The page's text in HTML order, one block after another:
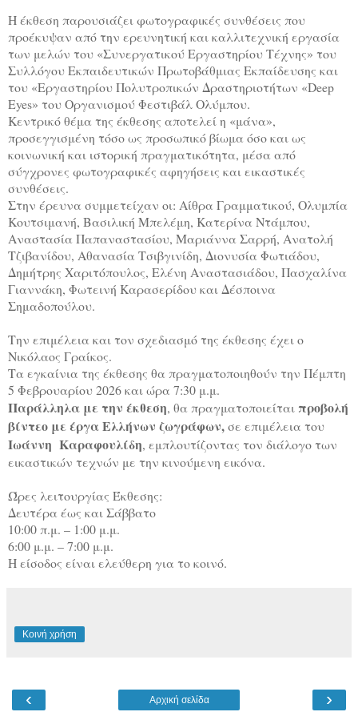
Η έκθεση παρουσιάζει φωτογραφικές συνθέσεις που
προέκυψαν από την ερευνητική και καλλιτεχνική εργασία
των μελών του «Συνεργατικού Εργαστηρίου Τέχνης» του
Συλλόγου Εκπαιδευτικών Πρωτοβάθμιας Εκπαίδευσης και
του «Εργαστηρίου Πολυτροπικών Δραστηριοτήτων «Deep
Eyes» του Οργανισμού Φεστιβάλ Ολύμπου.
Κεντρικό θέμα της έκθεσης αποτελεί η «μάνα»,
προσεγγισμένη τόσο ως προσωπικό βίωμα όσο και ως
κοινωνική και ιστορική πραγματικότητα, μέσα από
σύγχρονες φωτογραφικές αφηγήσεις και εικαστικές
συνθέσεις.
Στην έρευνα συμμετείχαν οι: Αίθρα Γραμματικού, Ολυμπία
Κουτσιμανή, Βασιλική Μπελέμη, Κατερίνα Ντάμπου,
Αναστασία Παπαναστασίου, Μαριάννα Σαρρή, Ανατολή
Τζιβανίδου, Αθανασία Τσιβγινίδη, Διονυσία Φωτιάδου,
Δημήτρης Χαριτόπουλος, Ελένη Αναστασιάδου, Πασχαλίνα
Γιαννάκη, Φωτεινή Καρασερίδου και Δέσποινα
Σημαδοπούλου.
Την επιμέλεια και τον σχεδιασμότης έκθεσης έχει ο
Νικόλαος Γραίκος.
Τα εγκαίνια της έκθεσης θα πραγματοποιηθούν την Πέμπτη
5 Φεβρουαρίου 2026και ώρα 7:30 μ.μ.
Παράλληλα με την έκθεση, θα πραγματοποιείται προβολή
βίντεο με έργα Ελλήνων ζωγράφων,σε επιμέλεια του
Ιωάννη Καραφουλίδη, εμπλουτίζοντας τον διάλογο των
εικαστικών τεχνών με την κινούμενη εικόνα.
Ώρες λειτουργίας Έκθεσης:
Δευτέρα έως και Σάββατο
10:00 π.μ. – 1:00 μ.μ.
6:00 μ.μ. – 7:00 μ.μ.
Η είσοδος είναι ελεύθερη για το κοινό.
Κοινή χρήση
‹ ›
Αρχική σελίδα